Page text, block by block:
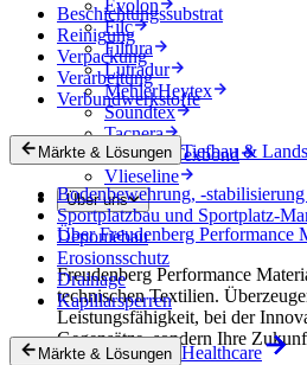
Evolon
Filc
Filtura
Lutradur
MehlerHeytex
Soundtex
Tacnera
Terbond-Texbond
Vlieseline
Über uns
Über Freudenberg Performance
Freudenberg Performance
technischen Textilien.
Leistungsfähigkeit, bei der
Gegensätze, sondern Ihre
Beschichtungssubstrat
Reinigung
Verpackung
Verarbeitung
Verbundwerkstoffe
Märkte & Lösungen Tiefbau &
Bodenbewehrung, -
Sportplatzbau und Sportplatz-
Deponiebau
Erosionsschutz
Drainage
Kapillarsperren
Märkte & Lösungen Healthcare